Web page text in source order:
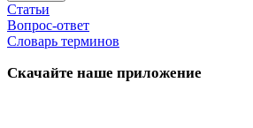
Статьи
Вопрос-ответ
Словарь терминов
Скачайте наше приложение